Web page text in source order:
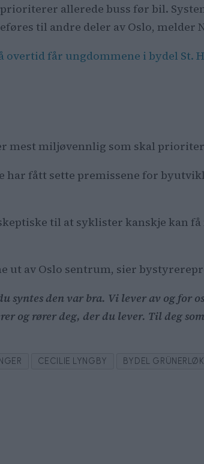
allerede buss før bil.
til andre deler av Oslo, melder
får ungdommene i bydel St.
mest miljøvennlig som skal
har fått sette premissene for
til at syklister kanskje kan
ut av Oslo sentrum, sier
syntes den var bra. Vi lever av og for
og rører deg, der du lever. Til deg
CECILIE LYNGBY BYDEL